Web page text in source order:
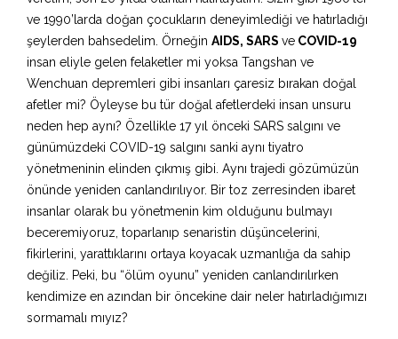
ve 1990’larda doğan çocukların deneyimlediği ve hatırladığı
şeylerden bahsedelim. Örneğin AIDS, SARS ve COVID-19
insan eliyle gelen felaketler mi yoksa Tangshan ve
Wenchuan depremleri gibi insanları çaresiz bırakan doğal
afetler mi? Öyleyse bu tür doğal afetlerdeki insan unsuru
neden hep aynı? Özellikle 17 yıl önceki SARS salgını ve
günümüzdeki COVID-19 salgını sanki aynı tiyatro
yönetmeninin elinden çıkmış gibi. Aynı trajedi gözümüzün
önünde yeniden canlandırılıyor. Bir toz zerresinden ibaret
insanlar olarak bu yönetmenin kim olduğunu bulmayı
beceremiyoruz, toparlanıp senaristin düşüncelerini,
fikirlerini, yarattıklarını ortaya koyacak uzmanlığa da sahip
değiliz. Peki, bu “ölüm oyunu” yeniden canlandırılırken
kendimize en azından bir öncekine dair neler hatırladığımızı
sormamalı mıyız?